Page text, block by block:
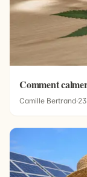
Comment
Camille Bertrand·